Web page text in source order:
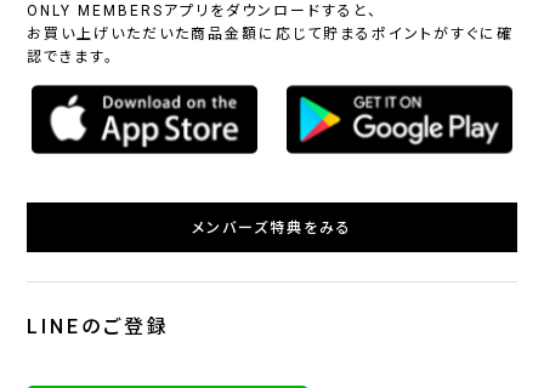
ONLY MEMBERSアプリをダウンロードすると、
お買い上げいただいた商品金額に応じて貯まるポイントがすぐに確
認できます。
メンバーズ特典をみる
LINEのご登録